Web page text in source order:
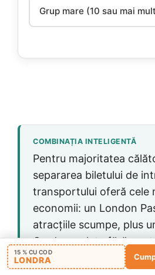
Grup mare (10 sau mai
COMBINAȚIA INTELIGENTĂ
Pentru majoritatea
separarea biletului de
transportului oferă cele
economii: un London
atracțiile scumpe, plus
Card sau plata fără
plimbările intermediare.
15 % CU COD
LONDRA